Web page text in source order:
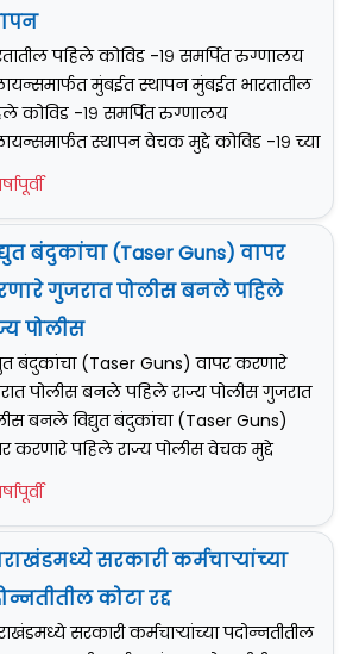
पहिले कोविड -१९ समर्पित रुग्णालय
मुंबईत स्थापन मुंबईत भारतातील
कोविड -१९ समर्पित रुग्णालय
स्थापन वेचक मुद्दे कोविड -१९ च्या
बंदुकांचा (Taser Guns) वापर
गुजरात पोलीस बनले पहिले
पोलीस
बंदुकांचा (Taser Guns) वापर करणारे
पोलीस बनले पहिले राज्य पोलीस गुजरात
बनले विद्युत बंदुकांचा (Taser Guns)
करणारे पहिले राज्य पोलीस वेचक मुद्दे
सरकारी कर्मचार्‍यांच्या
कोटा रद्द
सरकारी कर्मचार्‍यांच्या पदोन्नतीतील